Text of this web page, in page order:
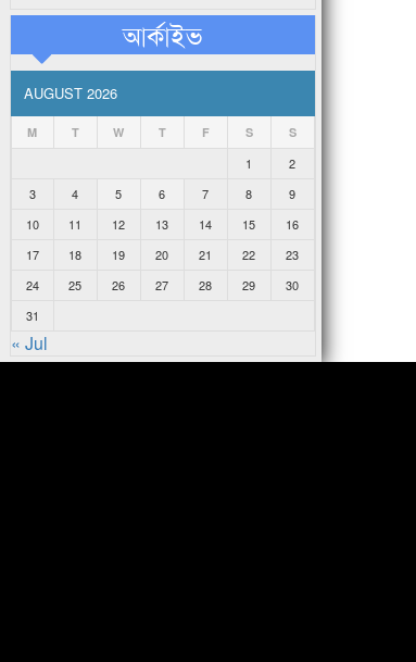
আর্কাইভ
AUGUST 2026
M T W T F S S
1
2
3
4 5 6 7 8
9
10
11 12 13 14 15
16
17
18 19 20 21 22
23
24
25 26 27 28 29
30
31
« Jul